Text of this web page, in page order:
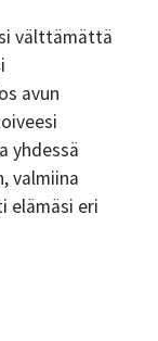
välttämättä
avun
yhdessä
valmiina
elämäsi eri